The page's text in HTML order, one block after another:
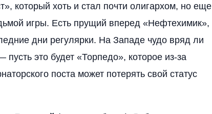
который хоть и стал почти олигархом, но еще
игры. Есть прущий вперед «Нефтехимик»,
дни регулярки. На Западе чудо вряд ли
это будет «Торпедо», которое из-за
поста может потерять свой статус